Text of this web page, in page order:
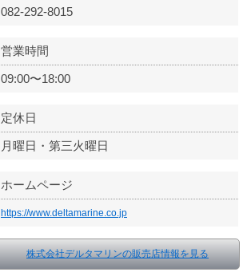
082-292-8015
営業時間
09:00〜18:00
定休日
月曜日・第三火曜日
ホームページ
https://www.deltamarine.co.jp
株式会社デルタマリンの販売店情報を見る